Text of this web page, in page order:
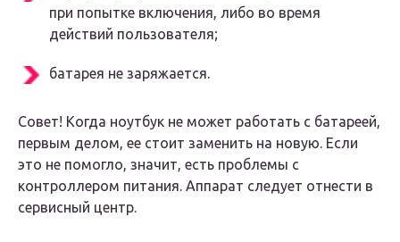
при попытке включения, либо во время
действий пользователя;
батарея не заряжается.
Совет! Когда ноутбук не может работать с батареей,
первым делом, ее стоит заменить на новую. Если
это не помогло, значит, есть проблемы с
контроллером питания. Аппарат следует отнести в
сервисный центр.